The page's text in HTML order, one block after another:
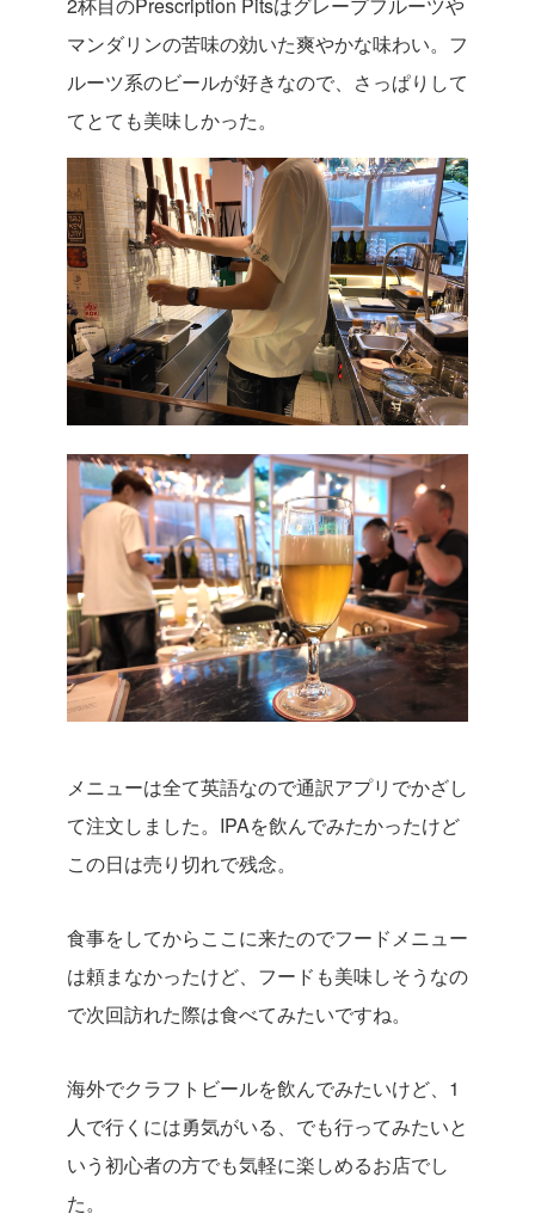
2杯目のPrescription Pitsはグレープフルーツや
マンダリンの苦味の効いた爽やかな味わい。フ
ルーツ系のビールが好きなので、さっぱりして
てとても美味しかった。
メニューは全て英語なので通訳アプリでかざし
て注文しました。IPAを飲んでみたかったけど
この日は売り切れで残念。
食事をしてからここに来たのでフードメニュー
は頼まなかったけど、フードも美味しそうなの
で次回訪れた際は食べてみたいですね。
海外でクラフトビールを飲んでみたいけど、1
人で行くには勇気がいる、でも行ってみたいと
いう初心者の方でも気軽に楽しめるお店でし
た。